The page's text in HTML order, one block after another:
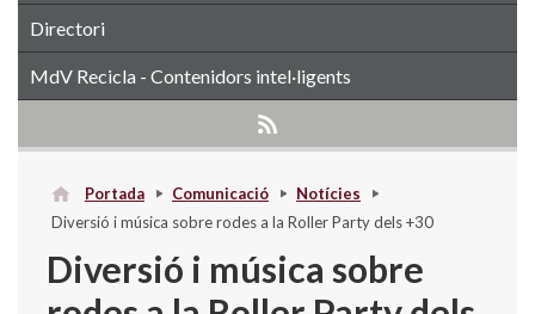
Directori
MdV Recicla - Contenidors intel·ligents
Portada Comunicació
Notícies
Diversió i música sobre rodes a la Roller Party dels +30
Diversió i música sobre